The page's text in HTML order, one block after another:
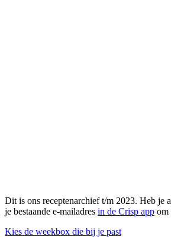
Dit is ons receptenarchief t/m 2023. Heb je
je bestaande e-mailadres in de Crisp app om
Kies de weekbox die bij je past